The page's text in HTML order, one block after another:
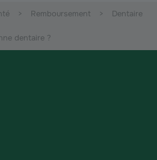
Remboursement Dentaire
dentaire ?